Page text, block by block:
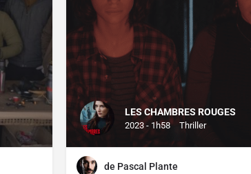
LES CHAMBRES ROUGES
2023 - 1h58 Thriller
de Pascal Plante